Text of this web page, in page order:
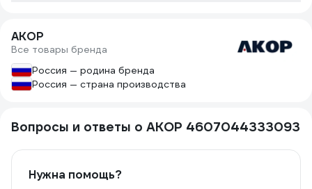
АКОР
Все товары бренда
Россия — родина бренда
Россия — страна производства
Вопросы и ответы о АКОР 4607044333093
Нужна помощь?